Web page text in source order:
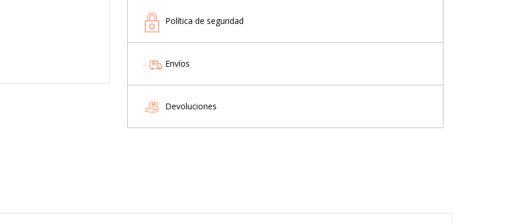
Política de seguridad
Envíos
Devoluciones